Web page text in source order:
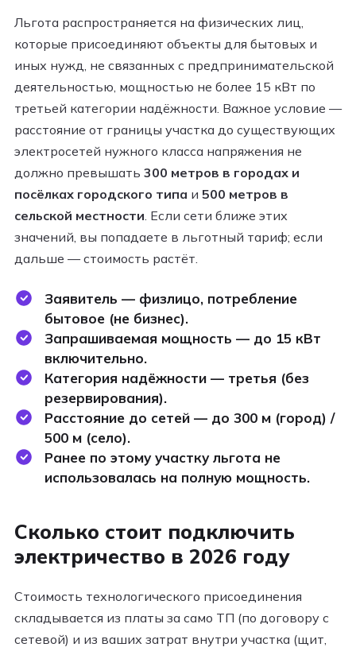
Льгота распространяется на физических лиц,
которые присоединяют объекты для бытовых и
иных нужд, не связанных с предпринимательской
деятельностью, мощностью не более 15 кВт по
третьей категории надёжности. Важное условие —
расстояние от границы участка до существующих
электросетей нужного класса напряжения не
должно превышать 300 метров в городах и
посёлках городского типа и 500 метров в
сельской местности . Если сети ближе этих
значений, вы попадаете в льготный тариф; если
дальше — стоимость растёт.
Заявитель — физлицо, потребление
бытовое (не бизнес).
Запрашиваемая мощность — до 15 кВт
включительно.
Категория надёжности — третья (без
резервирования).
Расстояние до сетей — до 300 м (город) /
500 м (село).
Ранее по этому участку льгота не
использовалась на полную мощность.
Сколько стоит подключить
электричество в 2026 году
Стоимость технологического присоединения
складывается из платы за само ТП (по договору с
сетевой) и из ваших затрат внутри участка (щит,